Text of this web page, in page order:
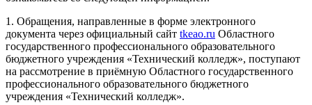
1. Обращения, направленные в форме электронного
документа через официальный сайт tkeao.ru Областного
государственного профессионального образовательного
бюджетного учреждения «Технический колледж», поступают
на рассмотрение в приёмную Областного государственного
профессионального образовательного бюджетного
учреждения «Технический колледж».